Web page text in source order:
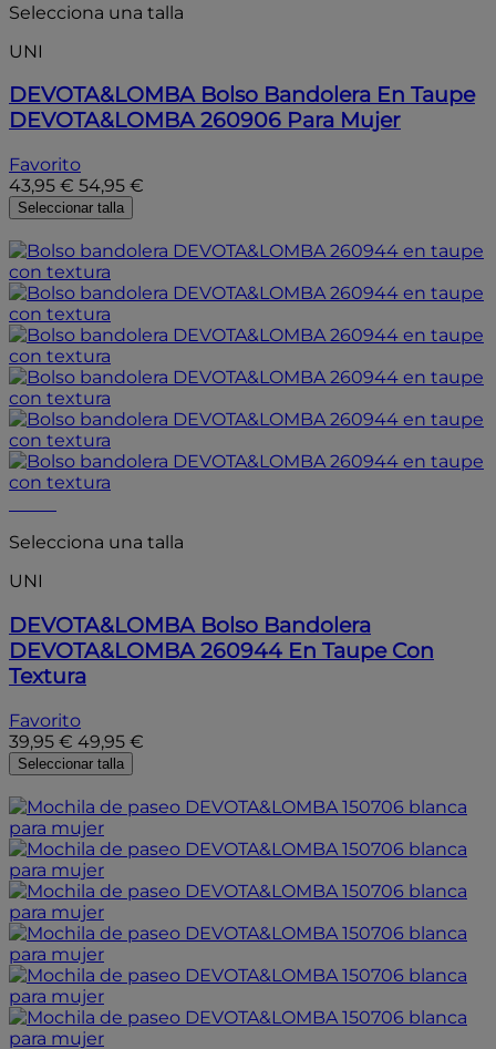
Selecciona una talla
UNI
DEVOTA&LOMBA Bolso Bandolera En Taupe
DEVOTA&LOMBA 260906 Para Mujer
Favorito
43,95 € 54,95 €
Seleccionar talla
Selecciona una talla
UNI
DEVOTA&LOMBA Bolso Bandolera
DEVOTA&LOMBA 260944 En Taupe Con
Textura
Favorito
39,95 € 49,95 €
Seleccionar talla